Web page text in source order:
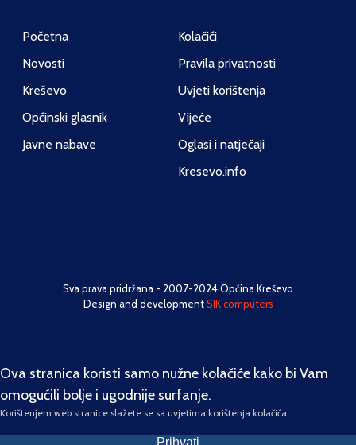
Početna
Novosti
Kreševo
Općinski glasnik
Javne nabave
Kolačići
Pravila privatnosti
Uvjeti korištenja
Vijeće
Oglasi i natječaji
Kresevo.info
Sva prava pridržana - 2007-2024 Općina Kreševo
Design and developmentSIK computers
Ova stranica koristi samo nužne kolačiće kako bi Vam
omogućili bolje i ugodnije surfanje.
Korištenjem web stranice slažete se sa uvjetima korištenja kolačića
Prihvati